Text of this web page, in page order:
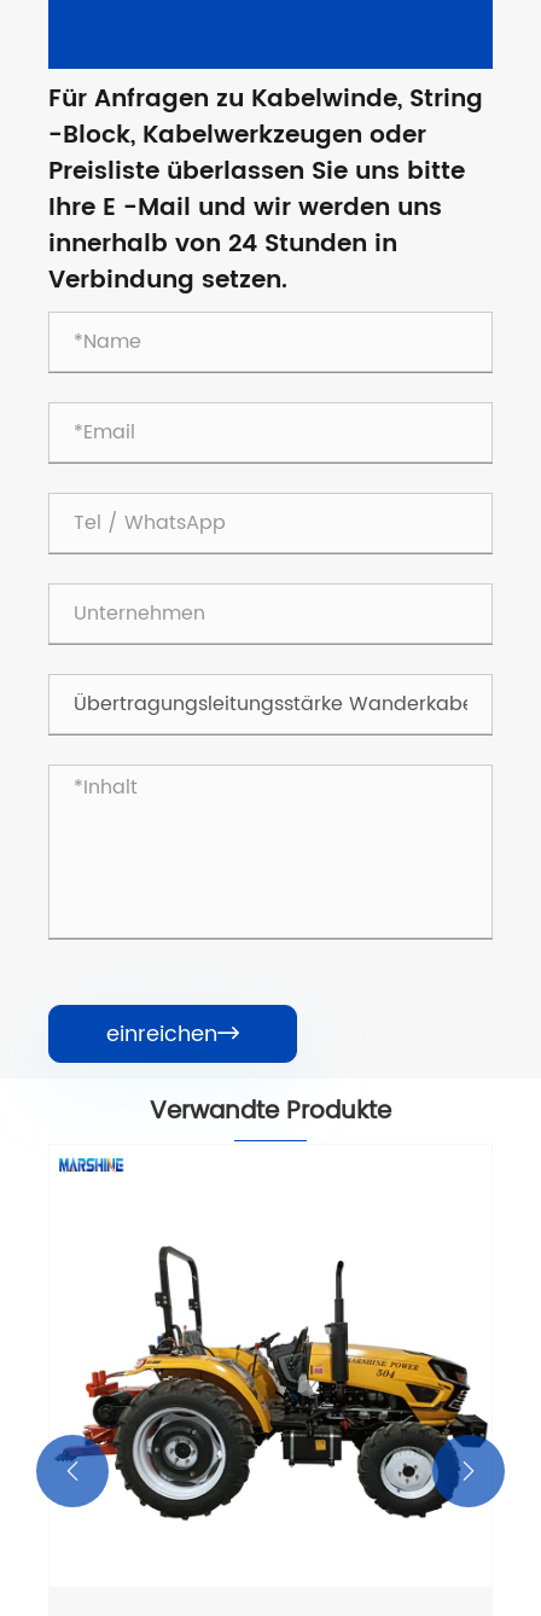
Für Anfragen zu Kabelwinde, String
-Block, Kabelwerkzeugen oder
Preisliste überlassen Sie uns bitte
Ihre E -Mail und wir werden uns
innerhalb von 24 Stunden in
Verbindung setzen.
einreichen
Verwandte Produkte
 